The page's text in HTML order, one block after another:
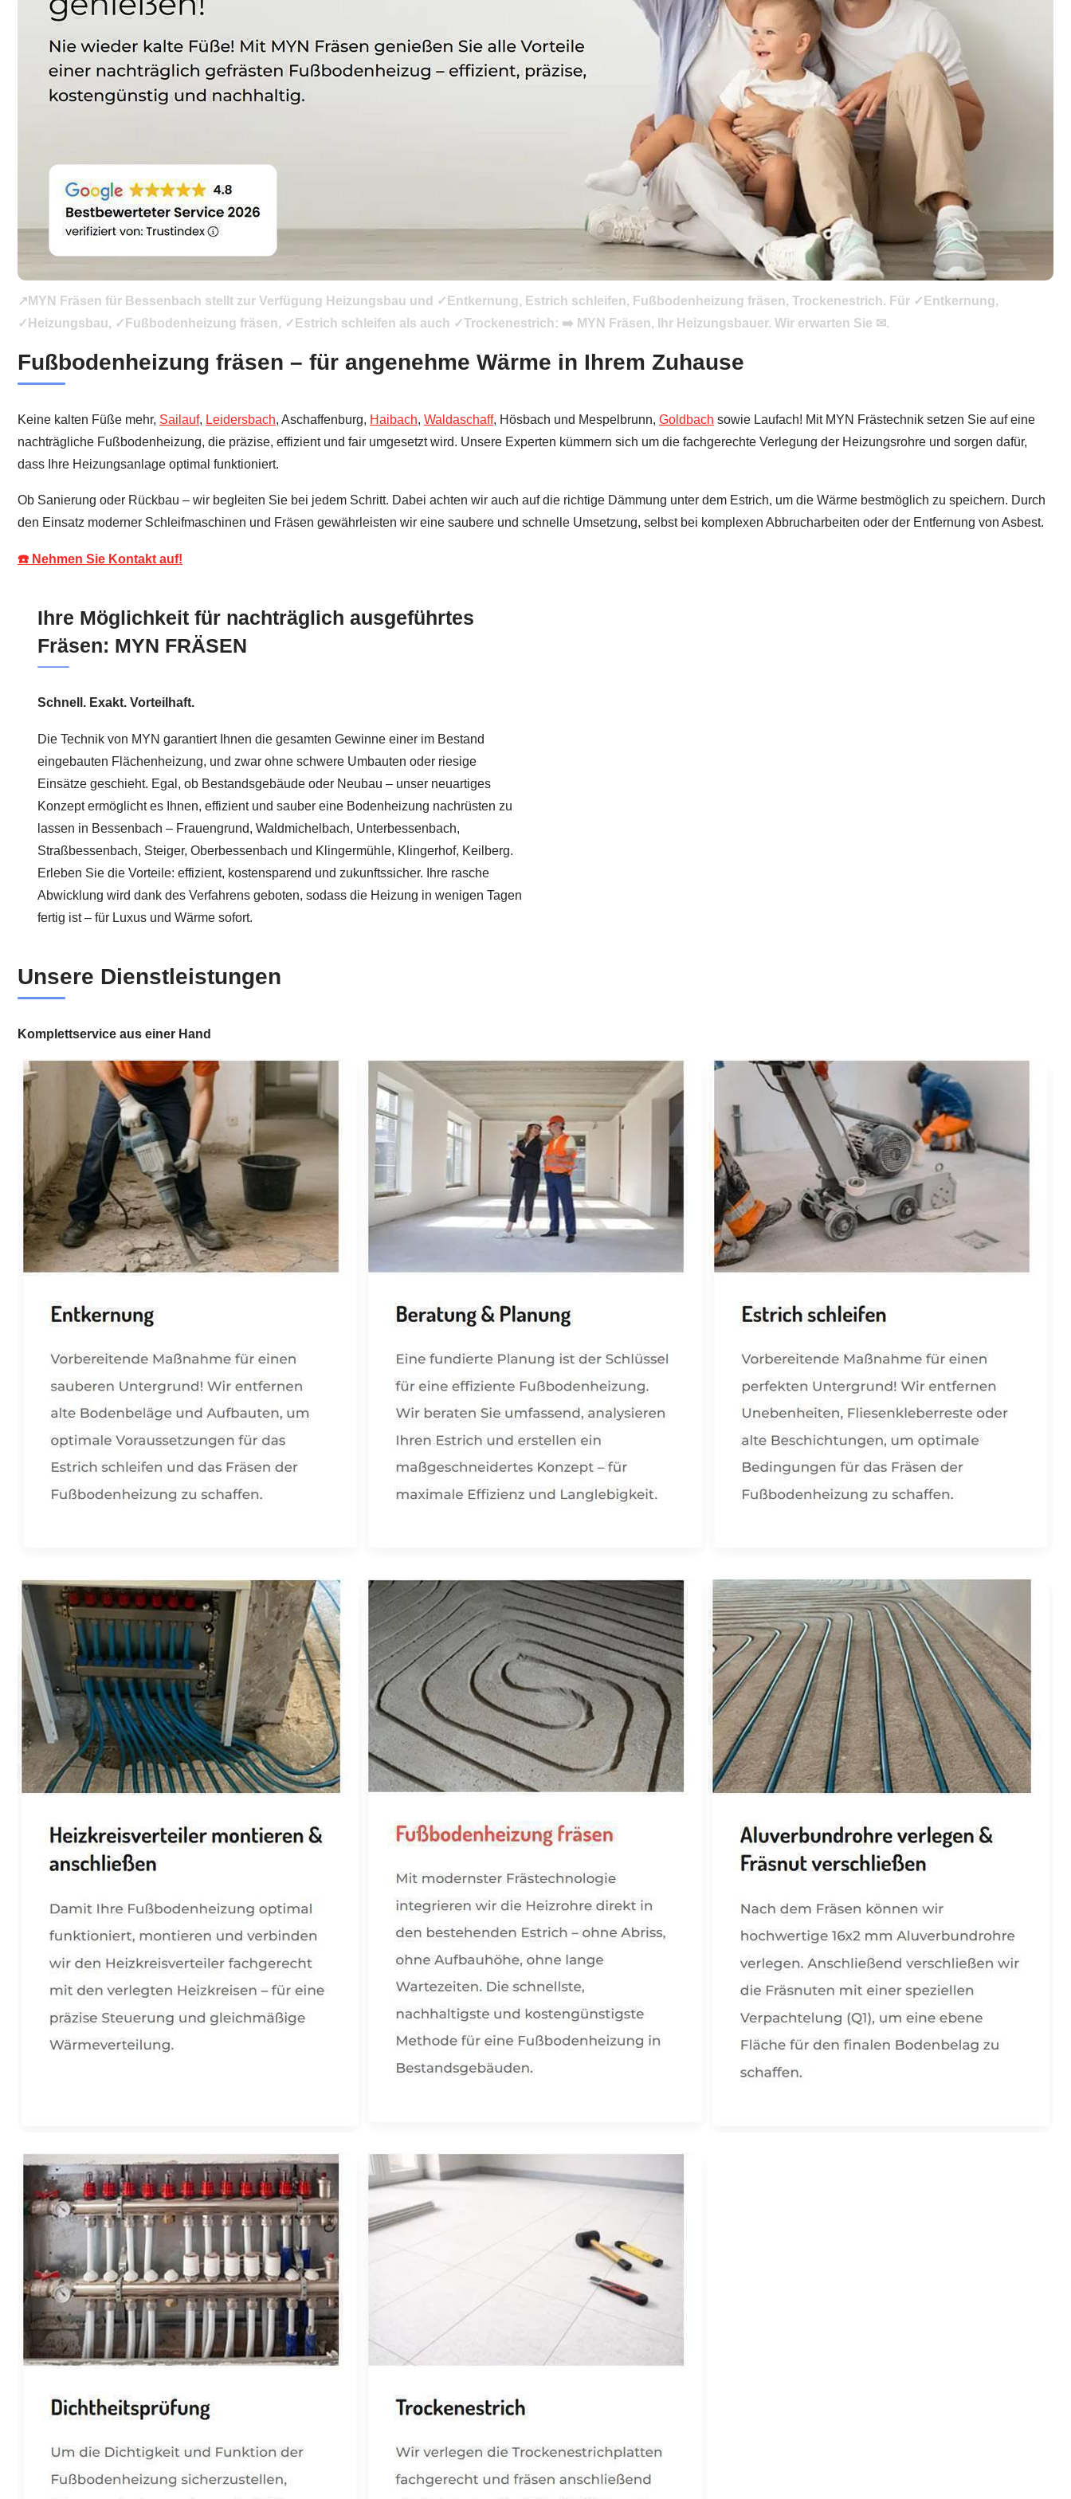
↗️MYN Fräsen für Bessenbach stellt zur Verfügung Heizungsbau und ✓Entkernung, Estrich schleifen, Fußbodenheizung fräsen, Trockenestrich. Für ✓Entkernung,
✓Heizungsbau, ✓Fußbodenheizung fräsen, ✓Estrich schleifen als auch ✓Trockenestrich: ➡️ MYN Fräsen, Ihr Heizungsbauer. Wir erwarten Sie ✉.
Fußbodenheizung fräsen – für angenehme Wärme in Ihrem Zuhause
Keine kalten Füße mehr, Sailauf, Leidersbach, Aschaffenburg, Haibach, Waldaschaff, Hösbach und Mespelbrunn, Goldbach sowie Laufach! Mit MYN Frästechnik setzen Sie auf eine
nachträgliche Fußbodenheizung, die präzise, effizient und fair umgesetzt wird. Unsere Experten kümmern sich um die fachgerechte Verlegung der Heizungsrohre und sorgen dafür,
dass Ihre Heizungsanlage optimal funktioniert.
Ob Sanierung oder Rückbau – wir begleiten Sie bei jedem Schritt. Dabei achten wir auch auf die richtige Dämmung unter dem Estrich, um die Wärme bestmöglich zu speichern. Durch
den Einsatz moderner Schleifmaschinen und Fräsen gewährleisten wir eine saubere und schnelle Umsetzung, selbst bei komplexen Abbrucharbeiten oder der Entfernung von Asbest.
☎️ Nehmen Sie Kontakt auf!
Ihre Möglichkeit für nachträglich ausgeführtes
Fräsen: MYN FRÄSEN
Schnell. Exakt. Vorteilhaft.
Die Technik von MYN garantiert Ihnen die gesamten Gewinne einer im Bestand
eingebauten Flächenheizung, und zwar ohne schwere Umbauten oder riesige
Einsätze geschieht. Egal, ob Bestandsgebäude oder Neubau – unser neuartiges
Konzept ermöglicht es Ihnen, effizient und sauber eine Bodenheizung nachrüsten zu
lassen in Bessenbach – Frauengrund, Waldmichelbach, Unterbessenbach,
Straßbessenbach, Steiger, Oberbessenbach und Klingermühle, Klingerhof, Keilberg.
Erleben Sie die Vorteile: effizient, kostensparend und zukunftssicher. Ihre rasche
Abwicklung wird dank des Verfahrens geboten, sodass die Heizung in wenigen Tagen
fertig ist – für Luxus und Wärme sofort.
Unsere Dienstleistungen
Komplettservice aus einer Hand